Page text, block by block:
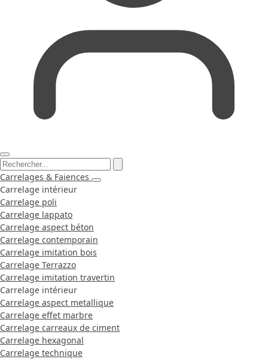
Carrelages & Faiences
Carrelage intérieur
Carrelage poli
Carrelage lappato
Carrelage aspect béton
Carrelage contemporain
Carrelage imitation bois
Carrelage Terrazzo
Carrelage imitation travertin
Carrelage intérieur
Carrelage aspect metallique
Carrelage effet marbre
Carrelage carreaux de ciment
Carrelage hexagonal
Carrelage technique